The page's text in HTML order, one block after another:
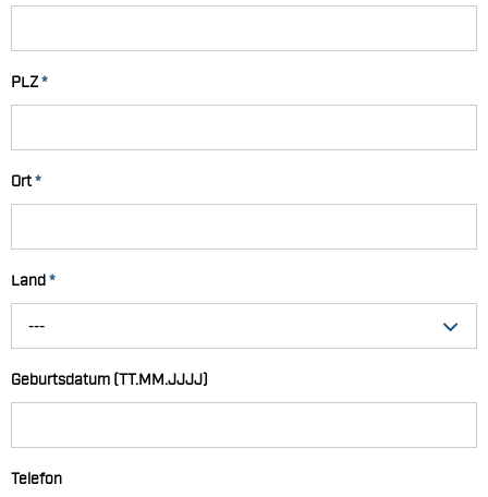
PLZ*
Ort*
Land*
---
Geburtsdatum (TT.MM.JJJJ)
Telefon